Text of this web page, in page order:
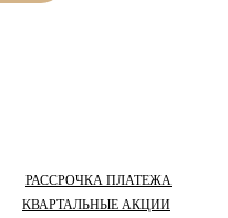
РАССРОЧКА ПЛАТЕЖА
КВАРТАЛЬНЫЕ АКЦИИ